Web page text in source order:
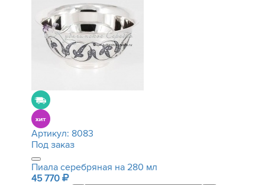
Артикул: 8083
Под заказ
Пиала серебряная на 280 мл
45 770